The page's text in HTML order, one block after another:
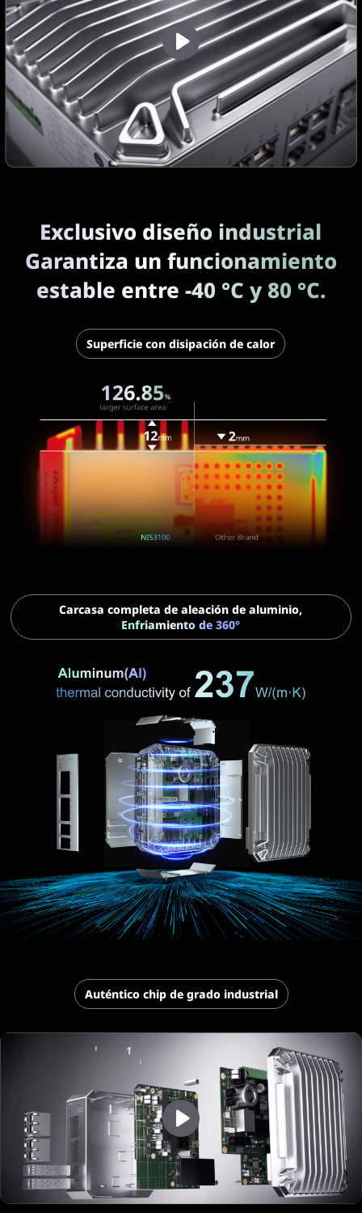
Exclusivo diseño industrial
Garantiza un funcionamiento
estable entre -40 °C y 80 °C.
Superficie con disipación de calor
Carcasa completa de aleación de aluminio,
Enfriamiento de 360°
Auténtico chip de grado industrial